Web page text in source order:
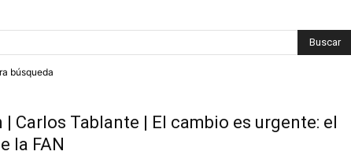
Claras
búsqueda
| Carlos Tablante | El cambio es urgente: el
la FAN